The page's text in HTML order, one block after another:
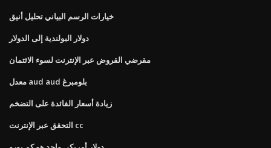
خيارات الرسم البياني تحليل أنيق
دولار البولندية إلى الدولار
مقرضي القروض عبر الإنترنت لسوء الائتمان
معدل aud aud بلومبرغ
زيادة أسعار الفائدة على التضخم
التحقق عبر الإنترنت cc